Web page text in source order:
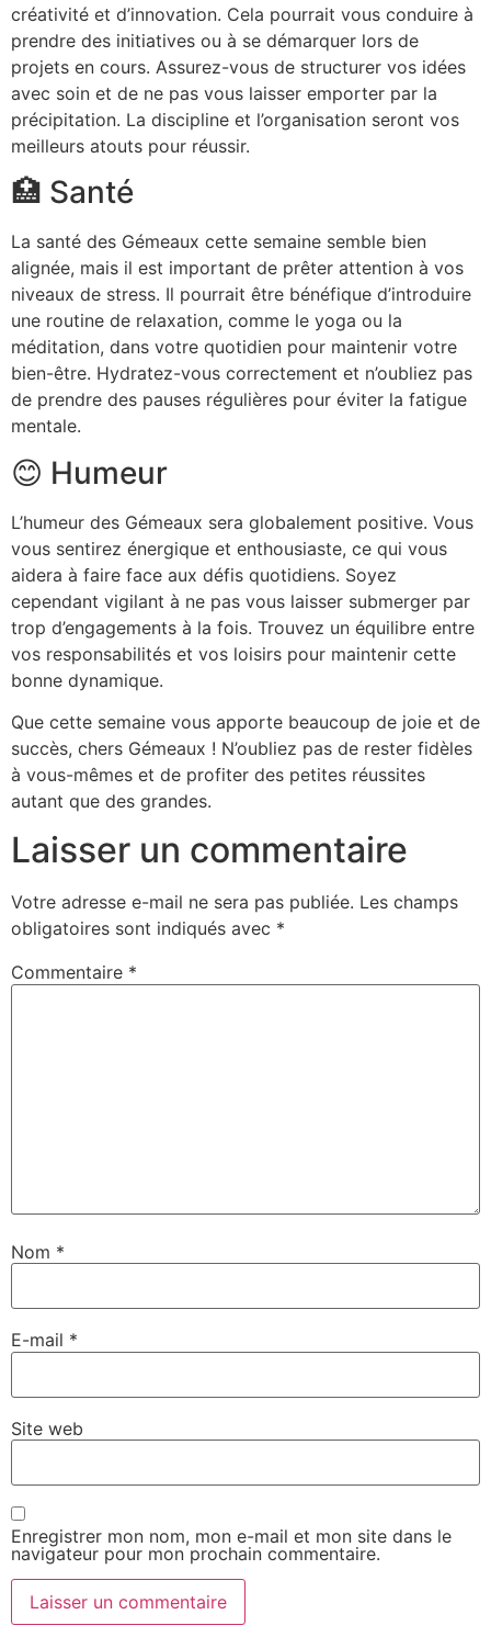
créativité et d’innovation. Cela pourrait vous conduire à
prendre des initiatives ou à se démarquer lors de
projets en cours. Assurez-vous de structurer vos idées
avec soin et de ne pas vous laisser emporter par la
précipitation. La discipline et l’organisation seront vos
meilleurs atouts pour réussir.
🏥 Santé
La santé des Gémeaux cette semaine semble bien
alignée, mais il est important de prêter attention à vos
niveaux de stress. Il pourrait être bénéfique d’introduire
une routine de relaxation, comme le yoga ou la
méditation, dans votre quotidien pour maintenir votre
bien-être. Hydratez-vous correctement et n’oubliez pas
de prendre des pauses régulières pour éviter la fatigue
mentale.
😊 Humeur
L’humeur des Gémeaux sera globalement positive. Vous
vous sentirez énergique et enthousiaste, ce qui vous
aidera à faire face aux défis quotidiens. Soyez
cependant vigilant à ne pas vous laisser submerger par
trop d’engagements à la fois. Trouvez un équilibre entre
vos responsabilités et vos loisirs pour maintenir cette
bonne dynamique.
Que cette semaine vous apporte beaucoup de joie et de
succès, chers Gémeaux ! N’oubliez pas de rester fidèles
à vous-mêmes et de profiter des petites réussites
autant que des grandes.
Laisser un commentaire
Votre adresse e-mail ne sera pas publiée. Les champs
obligatoires sont indiqués avec *
Commentaire *
Nom *
E-mail *
Site web
Enregistrer mon nom, mon e-mail et mon site dans le
navigateur pour mon prochain commentaire.